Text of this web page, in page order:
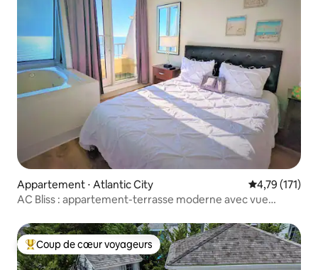
Appartement ⋅ Atlantic City Évaluation
4,79 (171)
AC Bliss : appartement-terrasse moderne avec vue
Coups de cœur voyageurs les plus appréciés
Coup de cœur voyageurs